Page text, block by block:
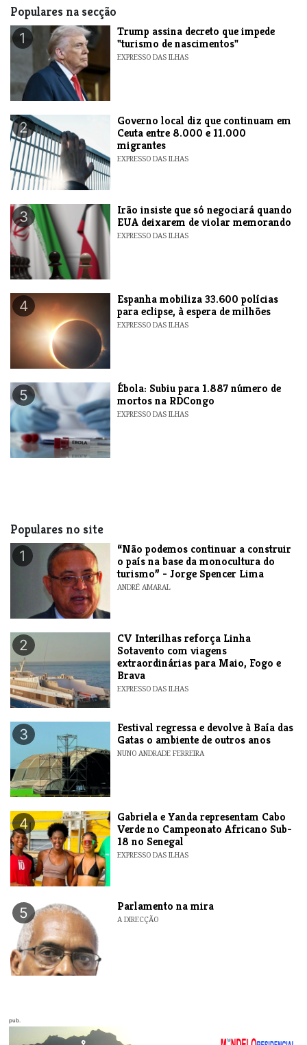
Populares na secção
1
Trump assina decreto que impede
"turismo de nascimentos"
EXPRESSO DAS ILHAS
2
​Governo local diz que continuam em
Ceuta entre 8.000 e 11.000
migrantes
EXPRESSO DAS ILHAS
3
​Irão insiste que só negociará quando
EUA deixarem de violar memorando
EXPRESSO DAS ILHAS
4
Espanha mobiliza 33.600 polícias
para eclipse, à espera de milhões
EXPRESSO DAS ILHAS
5
​Ébola: Subiu para 1.887 número de
mortos na RDCongo
EXPRESSO DAS ILHAS
Populares no site
1
“Não podemos continuar a construir
o país na base da monocultura do
turismo” - Jorge Spencer Lima
ANDRÉ AMARAL
2
​CV Interilhas reforça Linha
Sotavento com viagens
extraordinárias para Maio, Fogo e
Brava
EXPRESSO DAS ILHAS
3
Festival regressa e devolve à Baía das
Gatas o ambiente de outros anos
NUNO ANDRADE FERREIRA
4
Gabriela e Yanda representam Cabo
Verde no Campeonato Africano Sub-
18 no Senegal
EXPRESSO DAS ILHAS
5 Parlamento na mira
A DIRECÇÃO
pub.